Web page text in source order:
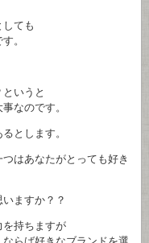
ても
。
いうと
なのです。
とします。
はあなたがとっても好き
ますか？？
持ちますが